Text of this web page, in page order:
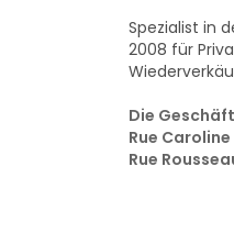
Spezialist in
2008 für
Die
Rue
Rue